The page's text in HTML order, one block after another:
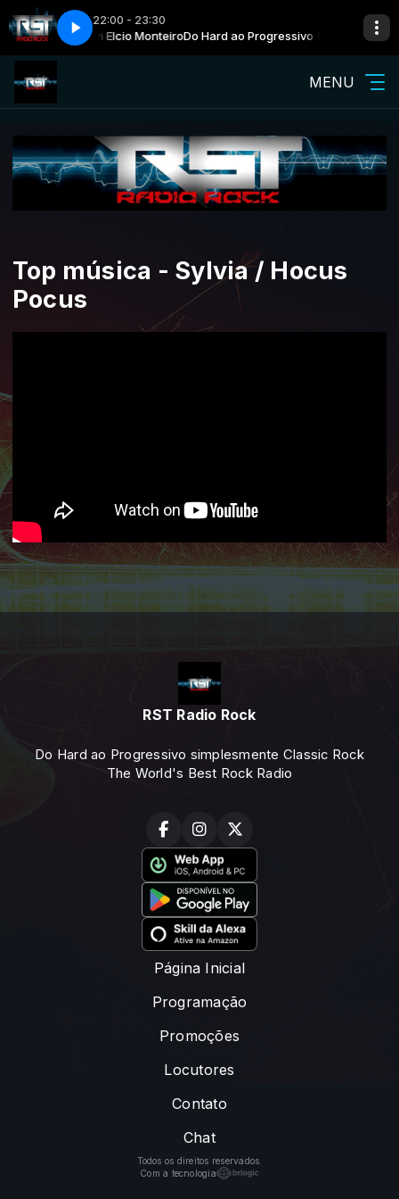
22:00 - 23:30
Rock) com Elcio MonteiroDo Hard ao Progressivo (Classic Rock)
- Roaming La Fachada De Piedra - Roaming
MENU
Top música - Sylvia / Hocus
Pocus
RST Radio Rock
Do Hard ao Progressivo simplesmente Classic Rock
The World's Best Rock Radio
Página Inicial
Programação
Promoções
Locutores
Contato
Chat
Todos os direitos reservados.
Com a tecnologia